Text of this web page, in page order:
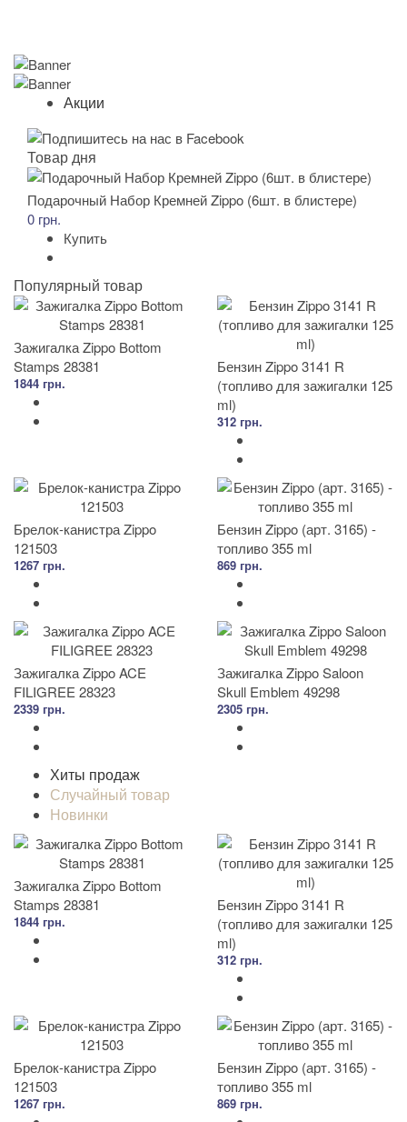
Акции
Товар дня
Подарочный Набор Кремней Zippo (6шт. в блистере)
0 грн.
Купить
Популярный товар
Зажигалка Zippo Bottom
Stamps 28381
1844 грн.
Бензин Zippo 3141 R
(топливо для зажигалки 125
ml)
312 грн.
Брелок-канистра Zippo
121503
1267 грн.
Бензин Zippo (арт. 3165) -
топливо 355 ml
869 грн.
Зажигалка Zippo ACE
FILIGREE 28323
2339 грн.
Зажигалка Zippo Saloon
Skull Emblem 49298
2305 грн.
Хиты продаж
Случайный товар
Новинки
Зажигалка Zippo Bottom
Stamps 28381
1844 грн.
Бензин Zippo 3141 R
(топливо для зажигалки 125
ml)
312 грн.
Брелок-канистра Zippo
121503
1267 грн.
Бензин Zippo (арт. 3165) -
топливо 355 ml
869 грн.